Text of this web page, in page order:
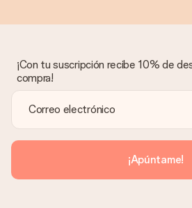
¡Con tu suscripción recibe 10% de
compra!
¡Apúntame!